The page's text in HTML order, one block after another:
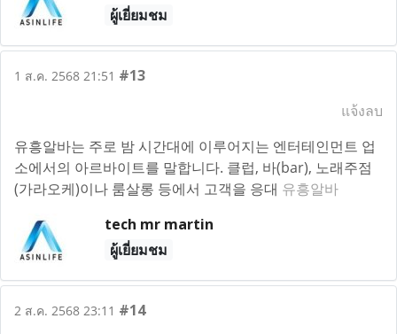
ผู้เยี่ยมชม
1 ส.ค. 2568 21:51 #13
แจ้งลบ
유흥알바는 주로 밤 시간대에 이루어지는 엔터테인먼트 업
소에서의 아르바이트를 말합니다. 클럽, 바(bar), 노래주점
(가라오케)이나 룸살롱 등에서 고객을 응대 유흥알바
tech mr martin
ผู้เยี่ยมชม
2 ส.ค. 2568 23:11 #14